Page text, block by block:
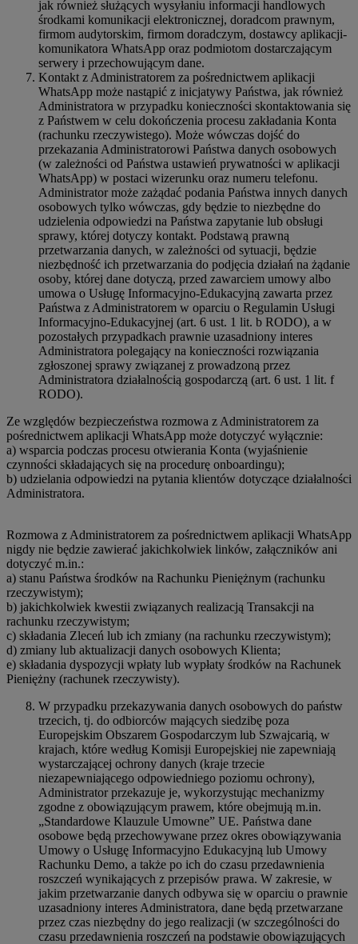
jak również służących wysyłaniu informacji handlowych
środkami komunikacji elektronicznej, doradcom prawnym,
firmom audytorskim, firmom doradczym, dostawcy aplikacji-
komunikatora WhatsApp oraz podmiotom dostarczającym
serwery i przechowującym dane.
Kontakt z Administratorem za pośrednictwem aplikacji
WhatsApp może nastąpić z inicjatywy Państwa, jak również
Administratora w przypadku konieczności skontaktowania się
z Państwem w celu dokończenia procesu zakładania Konta
(rachunku rzeczywistego). Może wówczas dojść do
przekazania Administratorowi Państwa danych osobowych
(w zależności od Państwa ustawień prywatności w aplikacji
WhatsApp) w postaci wizerunku oraz numeru telefonu.
Administrator może zażądać podania Państwa innych danych
osobowych tylko wówczas, gdy będzie to niezbędne do
udzielenia odpowiedzi na Państwa zapytanie lub obsługi
sprawy, której dotyczy kontakt. Podstawą prawną
przetwarzania danych, w zależności od sytuacji, będzie
niezbędność ich przetwarzania do podjęcia działań na żądanie
osoby, której dane dotyczą, przed zawarciem umowy albo
umowa o Usługę Informacyjno-Edukacyjną zawarta przez
Państwa z Administratorem w oparciu o Regulamin Usługi
Informacyjno-Edukacyjnej (art. 6 ust. 1 lit. b RODO), a w
pozostałych przypadkach prawnie uzasadniony interes
Administratora polegający na konieczności rozwiązania
zgłoszonej sprawy związanej z prowadzoną przez
Administratora działalnością gospodarczą (art. 6 ust. 1 lit. f
RODO).
Ze względów bezpieczeństwa rozmowa z Administratorem za
pośrednictwem aplikacji WhatsApp może dotyczyć wyłącznie:
a) wsparcia podczas procesu otwierania Konta (wyjaśnienie
czynności składających się na procedurę onboardingu);
b) udzielania odpowiedzi na pytania klientów dotyczące działalności
Administratora.
Rozmowa z Administratorem za pośrednictwem aplikacji WhatsApp
nigdy nie będzie zawierać jakichkolwiek linków, załączników ani
dotyczyć m.in.:
a) stanu Państwa środków na Rachunku Pieniężnym (rachunku
rzeczywistym);
b) jakichkolwiek kwestii związanych realizacją Transakcji na
rachunku rzeczywistym;
c) składania Zleceń lub ich zmiany (na rachunku rzeczywistym);
d) zmiany lub aktualizacji danych osobowych Klienta;
e) składania dyspozycji wpłaty lub wypłaty środków na Rachunek
Pieniężny (rachunek rzeczywisty).
W przypadku przekazywania danych osobowych do państw
trzecich, tj. do odbiorców mających siedzibę poza
Europejskim Obszarem Gospodarczym lub Szwajcarią, w
krajach, które według Komisji Europejskiej nie zapewniają
wystarczającej ochrony danych (kraje trzecie
niezapewniającego odpowiedniego poziomu ochrony),
Administrator przekazuje je, wykorzystując mechanizmy
zgodne z obowiązującym prawem, które obejmują m.in.
„Standardowe Klauzule Umowne” UE. Państwa dane
osobowe będą przechowywane przez okres obowiązywania
Umowy o Usługę Informacyjno Edukacyjną lub Umowy
Rachunku Demo, a także po ich do czasu przedawnienia
roszczeń wynikających z przepisów prawa. W zakresie, w
jakim przetwarzanie danych odbywa się w oparciu o prawnie
uzasadniony interes Administratora, dane będą przetwarzane
przez czas niezbędny do jego realizacji (w szczególności do
czasu przedawnienia roszczeń na podstawie obowiązujących